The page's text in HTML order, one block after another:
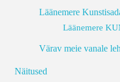
Läänemere
Läänemere
Värav meie vanale
Näitused